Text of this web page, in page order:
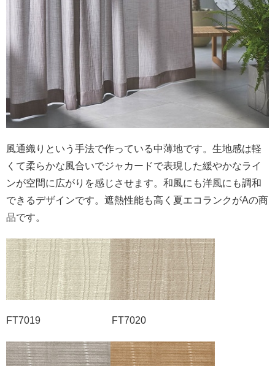
風通織りという手法で作っている中薄地です。生地感は軽
くて柔らかな風合いでジャカードで表現した緩やかなライ
ンが空間に広がりを感じさせます。和風にも洋風にも調和
できるデザインです。遮熱性能も高く夏エコランクがAの商
品です。
FT7019 FT7020